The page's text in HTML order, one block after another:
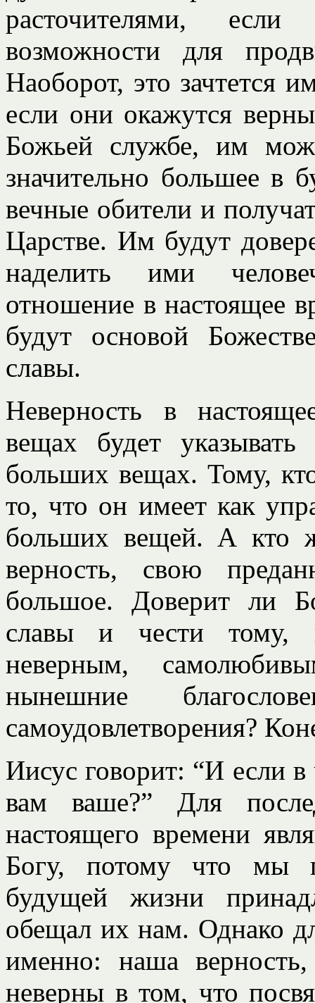
расточителями,
возможности для
Наоборот, это зачтется
если они окажутся
Божьей службе, им
значительно большее в
вечные обители и
Царстве. Им будут
наделить ими
отношение в настоящее
будут основой
славы.
Неверность в
вещах будет
больших вещах. Тому,
то, что он имеет как
больших вещей. А кто
верность, свою
большое. Доверит ли
славы и чести тому,
неверным,
нынешние
самоудовлетворения?
Иисус говорит: “И если
вам ваше?” Для
настоящего времени
Богу, потому что мы
будущей жизни
обещал их нам. Однако
именно: наша
неверны в том, что